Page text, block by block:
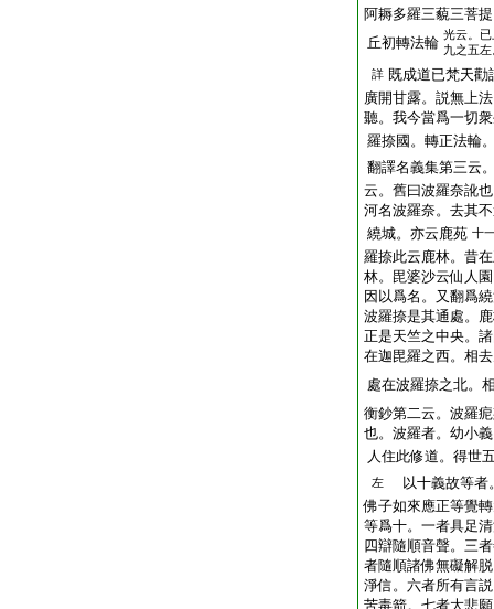
阿耨多羅三藐三菩
丘初轉法輪 光云。
九之五
詳 既成道已梵天勸
廣開甘露。説無上
聽。我今當爲一切
羅捺國。轉正法輪
翻譯名義集第三云
云。舊曰波羅奈訛
河名波羅奈。去其
繞城。亦云鹿苑 十
羅捺此云鹿林。昔
林。毘婆沙云仙人
因以爲名。又翻爲
波羅捺是其通處。
正是天竺之中央。
在迦毘羅之西。相
處在波羅捺之北。
衡鈔第二云。波羅
也。波羅者。幼小
人住此修道。得世
左
以十義故等者
佛子如來應正等覺
等爲十。一者具足
四辯隨順音聲。三
者隨順諸佛無礙解
淨信。六者所有言
苦毒箭。七者大悲